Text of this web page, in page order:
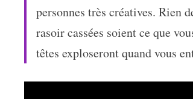
personnes très créatives. Rien
rasoir cassées soient ce que
têtes exploseront quand vous